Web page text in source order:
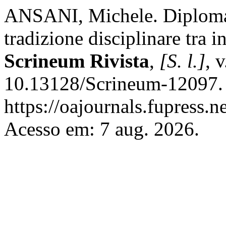
ANSANI, Michele.
tradizione disciplinare tra
Scrineum Rivista, [S. l.],
10.13128/Scrineum-
https://
Acesso em: 7 aug. 2026.